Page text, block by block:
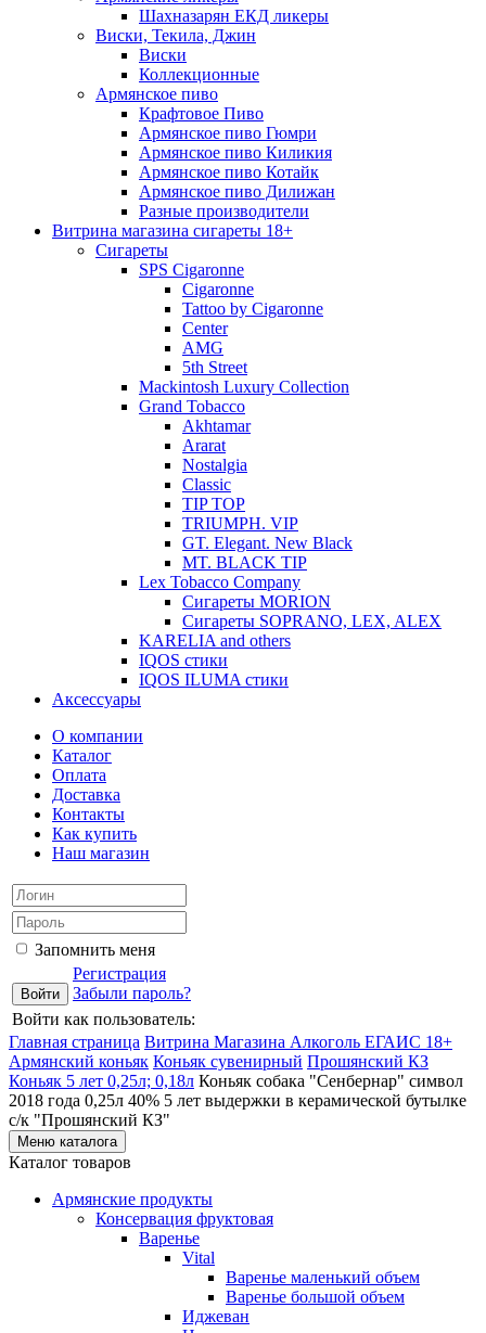
Шахназарян ЕКД ликеры
Виски, Текила, Джин
Виски
Коллекционные
Армянское пиво
Крафтовое Пиво
Армянское пиво Гюмри
Армянское пиво Киликия
Армянское пиво Котайк
Армянское пиво Дилижан
Разные производители
Витрина магазина сигареты 18+
Cигареты
SPS Cigaronne
Сigaronne
Tattoo by Cigaronne
Center
AMG
5th Street
Mackintosh Luxury Collection
Grand Tobacco
Akhtamar
Ararat
Nostalgia
Classic
TIP TOP
TRIUMPH. VIP
GT. Elegant. New Black
MT. BLACK TIP
Lex Tobacco Company
Сигареты MORION
Сигареты SOPRANO, LEX, ALEX
KARELIA and others
IQOS стики
IQOS ILUMA стики
Аксессуары
О компании
Каталог
Оплата
Доставка
Контакты
Как купить
Наш магазин
Запомнить меня
Регистрация
Забыли пароль?
Войти как пользователь:
Главная страница Витрина Магазина Алкоголь ЕГАИС 18+
Армянский коньяк Коньяк сувенирный Прошянский КЗ
Коньяк 5 лет 0,25л; 0,18л Коньяк собака "Сенбернар" символ
2018 года 0,25л 40% 5 лет выдержки в керамической бутылке
с/к "Прошянский КЗ"
Меню каталога
Каталог товаров
Армянские продукты
Консервация фруктовая
Варенье
Vital
Варенье маленький объем
Варенье большой объем
Иджеван